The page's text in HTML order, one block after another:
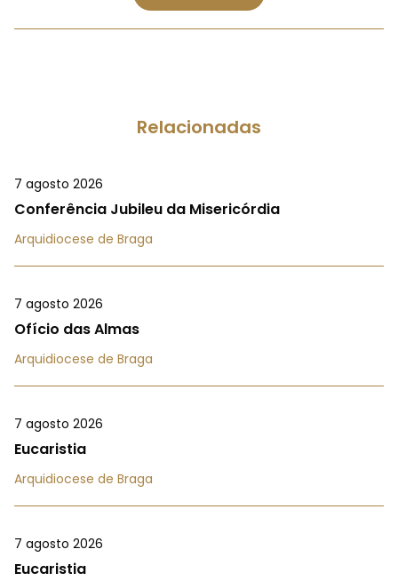
Relacionadas
7 agosto 2026
Conferência Jubileu da Misericórdia
Arquidiocese de Braga
7 agosto 2026
Ofício das Almas
Arquidiocese de Braga
7 agosto 2026
Eucaristia
Arquidiocese de Braga
7 agosto 2026
Eucaristia